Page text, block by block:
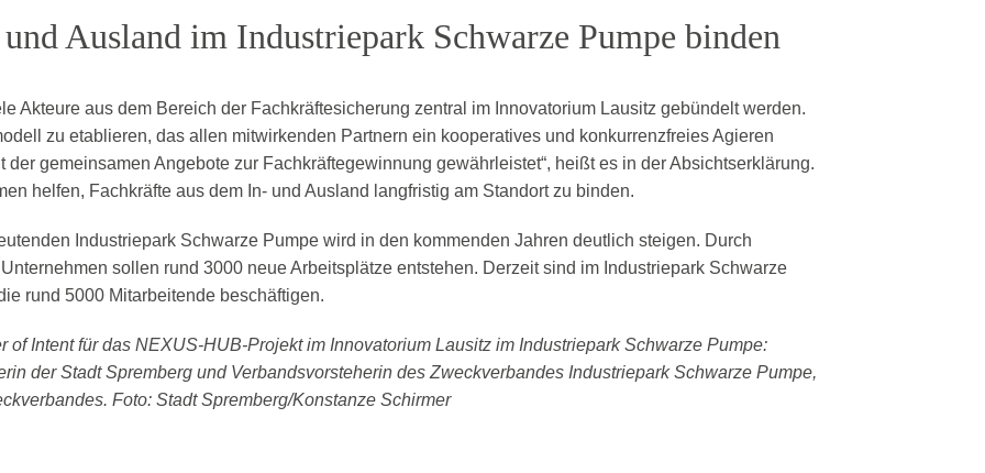
Ausland im Industriepark Schwarze Pumpe binden
Akteure aus dem Bereich der Fachkräftesicherung zentral im Innovatorium Lausitz gebündelt werden.
zu etablieren, das allen mitwirkenden Partnern ein kooperatives und konkurrenzfreies Agieren
gemeinsamen Angebote zur Fachkräftegewinnung gewährleistet“, heißt es in der Absichtserklärung.
helfen, Fachkräfte aus dem In- und Ausland langfristig am Standort zu binden.
Industriepark Schwarze Pumpe wird in den kommenden Jahren deutlich steigen. Durch
sollen rund 3000 neue Arbeitsplätze entstehen. Derzeit sind im Industriepark Schwarze
rund 5000 Mitarbeitende beschäftigen.
of Intent für das NEXUS-HUB-Projekt im Innovatorium Lausitz im Industriepark Schwarze Pumpe:
der Stadt Spremberg und Verbandsvorsteherin des Zweckverbandes Industriepark Schwarze Pumpe,
Foto: Stadt Spremberg/Konstanze Schirmer